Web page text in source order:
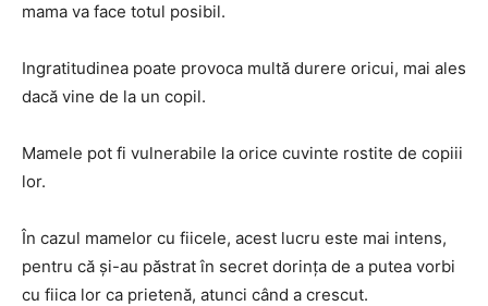
mama va face totul posibil.
Ingratitudinea poate provoca multă durere oricui, mai ales
dacă vine de la un copil.
Mamele pot fi vulnerabile la orice cuvinte rostite de copiii
lor.
În cazul mamelor cu fiicele, acest lucru este mai intens,
pentru că și-au păstrat în secret dorința de a putea vorbi
cu fiica lor ca prietenă, atunci când a crescut.